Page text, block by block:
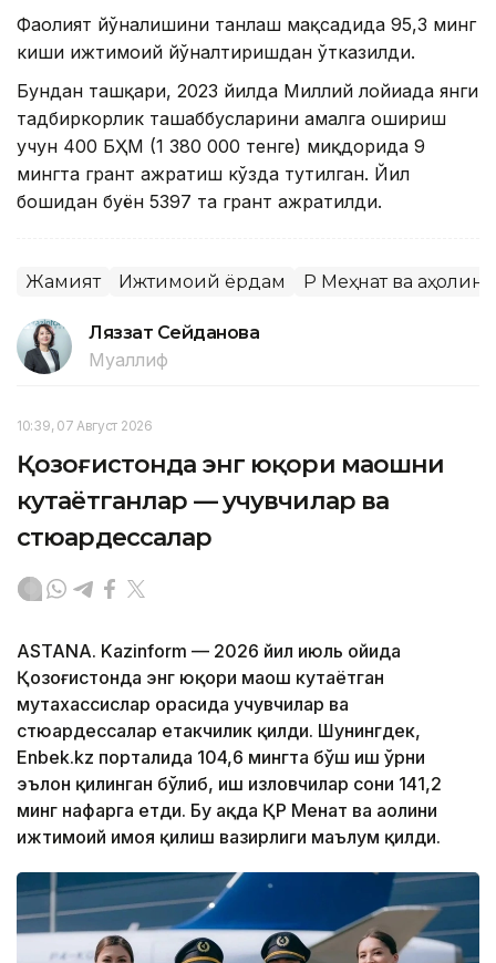
Фаолият йўналишини танлаш мақсадида 95,3 минг
киши ижтимоий йўналтиришдан ўтказилди.
Бундан ташқари, 2023 йилда Миллий лойиҳада янги
тадбиркорлик ташаббусларини амалга ошириш
учун 400 БҲМ (1 380 000 тенге) миқдорида 9
мингта грант ажратиш кўзда тутилган. Йил
бошидан буён 5397 та грант ажратилди.
Жамият Ижтимоий ёрдам ҚР Меҳнат ва
Ляззат Сейданова
Муаллиф
10:39, 07 Август 2026
Қозоғистонда энг юқори маошни
кутаётганлар — учувчилар ва
стюардессалар
ASTANA. Kazinform — 2026 йил июль ойида
Қозоғистонда энг юқори маош кутаётган
мутахассислар орасида учувчилар ва
стюардессалар етакчилик қилди. Шунингдек,
Enbek.kz порталида 104,6 мингта бўш иш ўрни
эълон қилинган бўлиб, иш изловчилар сони 141,2
минг нафарга етди. Бу ҳақда ҚР Меҳнат ва аҳолини
ижтимоий ҳимоя қилиш вазирлиги маълум қилди.